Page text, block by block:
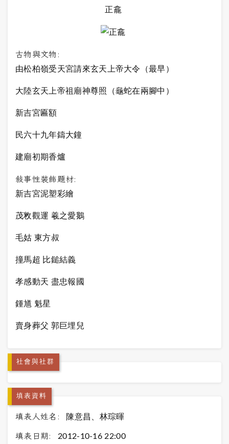
正龕
古物與文物:
由松柏嶺受天宮請來玄天上帝大令（最早）
大陸玄天上帝祖廟神尊照（龜蛇在兩腳中）
新吉宮匾額
民六十九年鑄大鐘
建廟初期香爐
敍事性裝飾題材:
新吉宮泥塑彩繪
茂敉觀運 羲之愛鵝
毛姑 東方叔
撞馬超 比鎚結義
孝感動天 盡忠報國
鍾馗 魁星
賣身葬父 郭巨埋兒
社會與社群
填表資料
填表人姓名: 陳意昌、林琮暉
填表日期: 2012-10-16 22:00